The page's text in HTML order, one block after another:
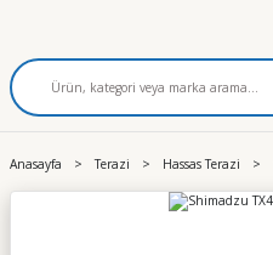
Anasayfa Terazi Hassas Terazi